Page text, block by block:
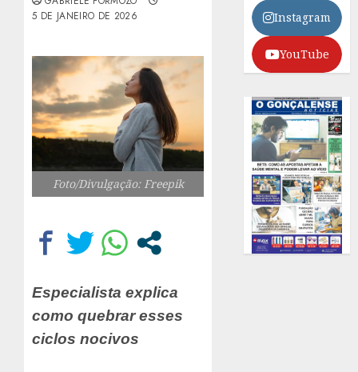
5 DE JANEIRO DE 2026
Foto/Divulgação: Freepik
Especialista explica
como quebrar esses
ciclos nocivos
Instagram
YouTube